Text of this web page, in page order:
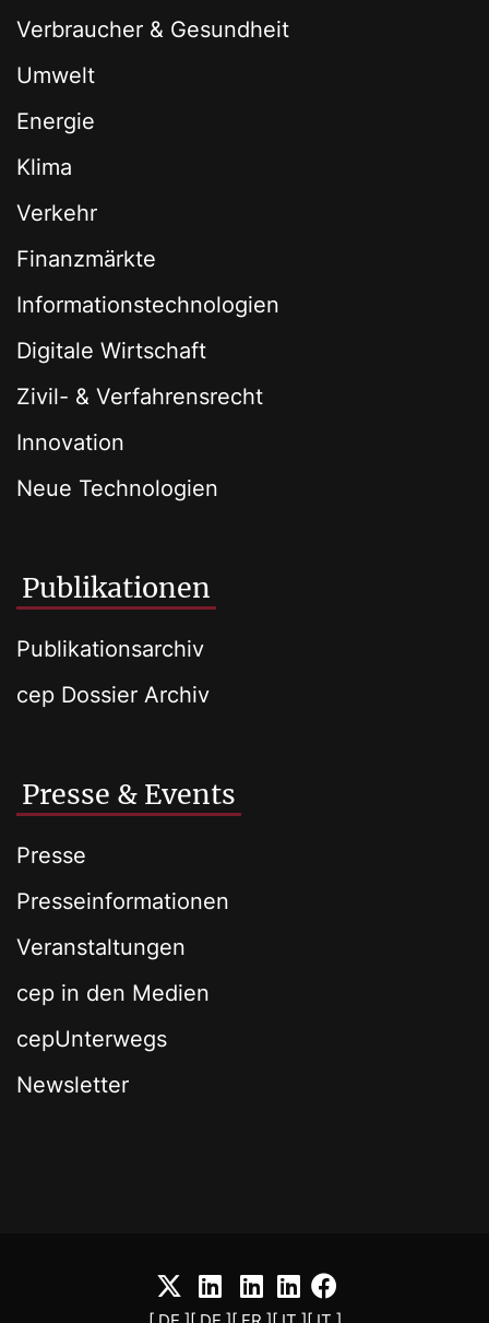
Verbraucher & Gesundheit
Umwelt
Energie
Klima
Verkehr
Finanzmärkte
Informationstechnologien
Digitale Wirtschaft
Zivil- & Verfahrensrecht
Innovation
Neue Technologien
Publikationen
Publikationsarchiv
cep Dossier Archiv
Presse & Events
Presse
Presseinformationen
Veranstaltungen
cep in den Medien
cepUnterwegs
Newsletter